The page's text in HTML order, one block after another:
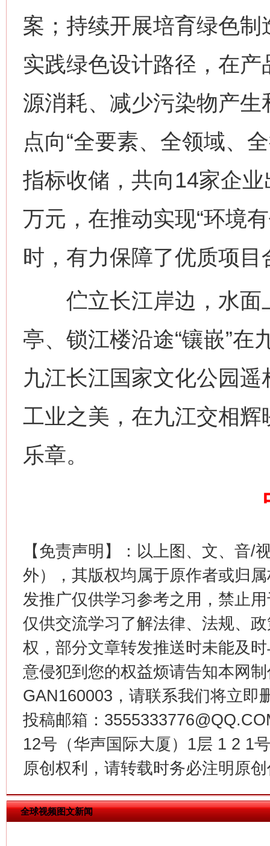
案；持续开展培育绿色
实践绿色设计路径，在
源消耗、减少污染物产
点向“全要素、全领域、
指标收储，共向14家企
万元，在推动实现“环境
时，有力保障了优质项
伫立长江岸边，水面
亭、锁江楼沿途“镶嵌”在
九江长江国家文化公园
工业之美，在九江交相
乐章。
【免责声明】：以上图、文、音/
外），其版权均属于原作者或归
发推广仅供学习参考之用，禁止
仅供交流学习了解法律、法规、
权，部分文章转发推送时未能及
意侵犯到您的权益烦请告知本网
GAN160003，请联系我们将立即
投稿邮箱：
12号（华声国际大厦）1层 1 2 1
原创权利，请转载时务必注明原
全球视频图文新闻
这是一记警钟！ 谢
今
习近平的博鳌关键词
揭批美国五大"原罪" "炒